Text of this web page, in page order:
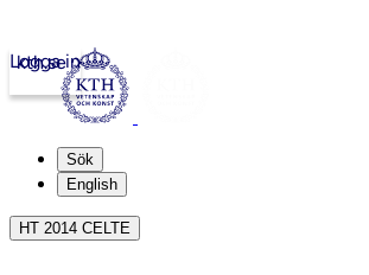
kth.se
Logga in
Sök
English
HT 2014 CELTE